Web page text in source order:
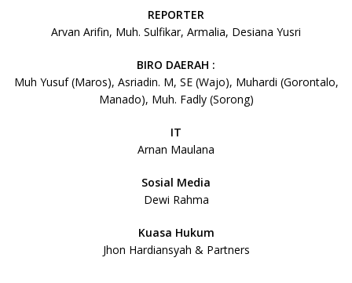
REPORTER
Arvan Arifin, Muh. Sulfikar, Armalia, Desiana Yusri
BIRO DAERAH :
Muh Yusuf (Maros), Asriadin. M, SE (Wajo), Muhardi (Gorontalo,
Manado), Muh. Fadly (Sorong)
IT
Arnan Maulana
Sosial Media
Dewi Rahma
Kuasa Hukum
Jhon Hardiansyah & Partners